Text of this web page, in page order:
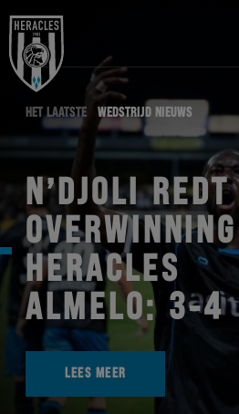
HET LAATSTE WEDSTRIJD NIEUWS
N’DJOLI REDT
OVERWINNING
HERACLES
ALMELO: 3-4
LEES MEER